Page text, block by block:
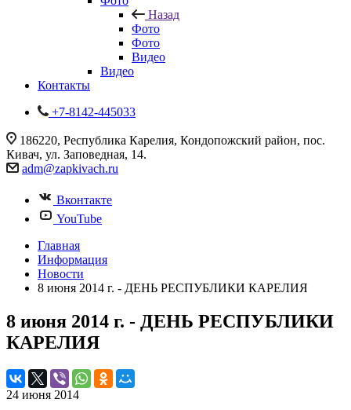
Назад
Фото
Фото
Видео
Видео
Контакты
+7-8142-445033
186220, Республика Карелия, Кондопожский район, пос.
Кивач, ул. Заповедная, 14.
adm@zapkivach.ru
Вконтакте
YouTube
Главная
Информация
Новости
8 июня 2014 г. - ДЕНЬ РЕСПУБЛИКИ КАРЕЛИЯ
8 июня 2014 г. - ДЕНЬ РЕСПУБЛИКИ
КАРЕЛИЯ
24 июня 2014